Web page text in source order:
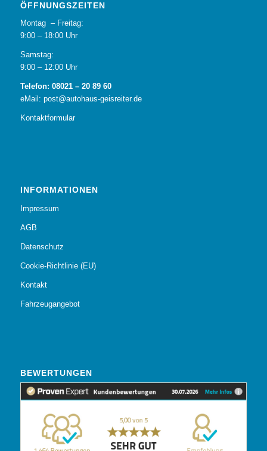
ÖFFNUNGSZEITEN
Montag – Freitag:
9:00 – 18:00 Uhr
Samstag:
9:00 – 12:00 Uhr
Telefon: 08021 – 20 89 60
eMail: post@autohaus-geisreiter.de
Kontaktformular
INFORMATIONEN
Impressum
AGB
Datenschutz
Cookie-Richtlinie (EU)
Kontakt
Fahrzeugangebot
BEWERTUNGEN